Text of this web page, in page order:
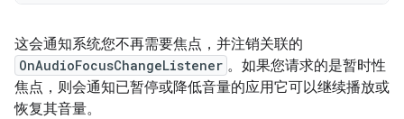
这会通知系统您不再需要焦点，并注销关联的
OnAudioFocusChangeListener 。如果您请求的是暂时性
焦点，则会通知已暂停或降低音量的应用它可以继续播放或
恢复其音量。